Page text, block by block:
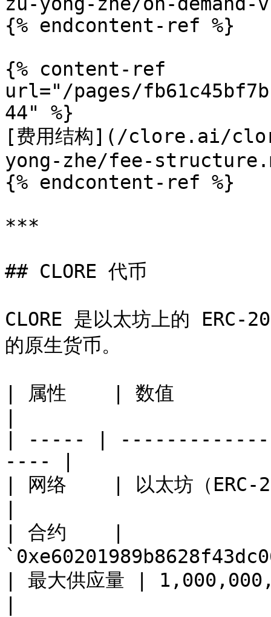
{% endcontent-ref %}
{% content-ref
url="/pages/
44" %}
[费用结构](/clore.ai/
yong-zhe/fee-
{% endcontent-ref %}
***
## CLORE 代币
CLORE 是以太坊上的
的原生货币。
| 属性    | 数值
| ----- |
---- |
| 网络    | 以太坊（ERC-
| 合约    |
| 最大供应量 |